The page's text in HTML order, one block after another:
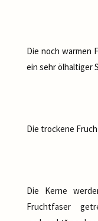
Die noch warmen
ein sehr ölhaltiger
Die trockene
Die Kerne
Fruchtfaser